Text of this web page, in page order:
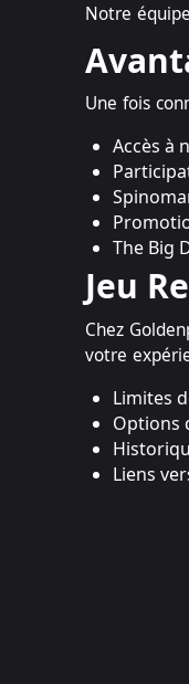
Notre
Une fois
Accès à
The Big
Jeu
Chez
votre
Limites
Options
Liens